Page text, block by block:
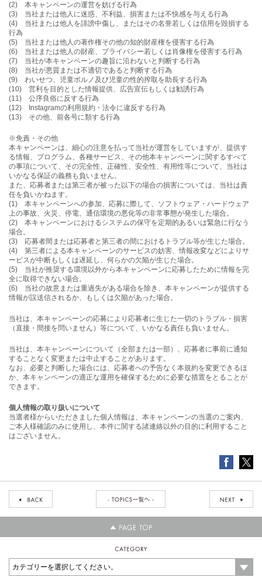
(2) 本キャンペーンの運営を妨げる行為
(3) 当社または他人に迷惑、不利益、損害または不快感を与える行為
(4) 当社または他人を誹謗中傷し、またはその名誉若しくは信用を毀損する
行為
(5) 当社または他人の著作権その他の知的財産権を侵害する行為
(6) 当社または他人の財産、プライバシー若しくは肖像権を侵害する行為
(7) 当社が本キャンペーンの趣旨に沿わないと判断する行為
(8) 当社が悪質または不適切であると判断する行為
(9) わいせつ、児童ポルノ及び児童の性的搾取を助長する行為
(10) 営利を目的とした情報提供、広告宣伝もしくは勧誘行為
(11) 公序良俗に反する行為
(12) Instagramの利用規約・法令に違反する行為
(13) その他、前各号に類する行為
※免責・その他
本キャンペーンは、細心の注意を払って当社が運営をしていますが、提供す
る情報、プログラム、各種サービス、その他本キャンペーンに関するすべて
の事項について、その完全性、正確性、安全性、有用性等について、当社は
いかなる保証の義務も負いません。
また、応募者または第三者が被った以下の場合の損害については、当社は責
任を負いかねます。
(1) 本キャンペーンへの参加、応募に際して、ソフトウェア・ハードウェア
上の事故、火災、停電、通信環境の悪化等の非常事態が発生した場合。
(2) 本キャンペーンにおけるシステムの保守を定期的あるいは緊急に行なう
場合。
(3) 応募者間または応募者と第三者の間におけるトラブル等が生じた場合。
(4) 第三者による本キャンペーンのサービスの妨害、情報改変などによりサ
ービスが中断もしくは遅延し、何らかの欠陥が生じた場合。
(5) 当社が推奨する環境以外から本キャンペーンに応募したために情報を完
全に取得できない場合。
(6) 当社の故意または重過失がある場合を除き、本キャンペーンが提供する
情報が誤送信されるか、もしくは欠陥があった場合。
当社は、本キャンペーンの応募により応募者に生じた一切のトラブル・損害
（直接・間接を問いません）等について、いかなる責任も負いません。
当社は、本キャンペーンについて（全部または一部）、応募者に事前に通知
することなく変更または中止することがあります。
なお、必要と判断した場合には、応募者への予告なく本規約を変更できるほ
か、本キャンペーンの適正な運用を確保するために必要な措置をとることが
できます。
個人情報の取り扱いについて
当選者様からいただきました個人情報は、本キャンペーンの当選のご案内、
ご本人様確認のみに使用し、本件に関する諸連絡以外の目的に利用すること
はございません。